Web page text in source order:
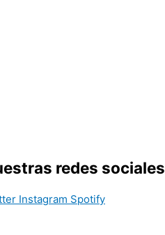
redes sociales
Instagram Spotify